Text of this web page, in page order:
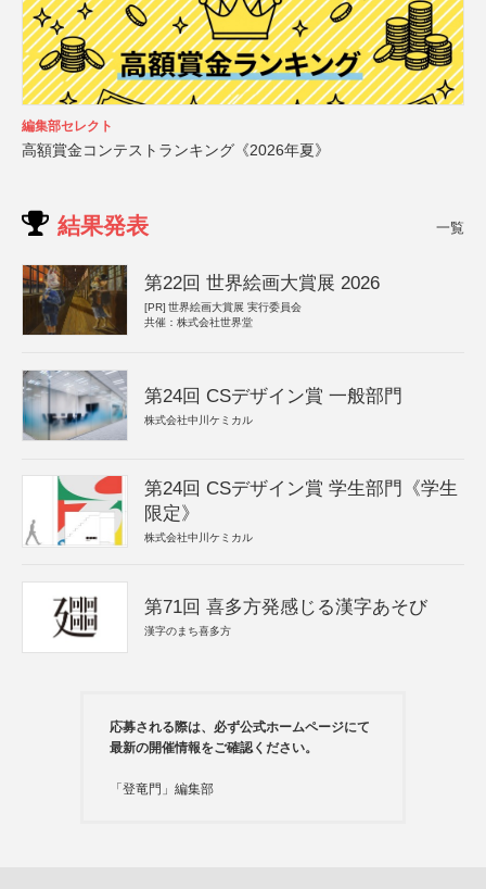
編集部セレクト
高額賞金コンテストランキング《2026年夏》
結果発表 一覧
第22回 世界絵画大賞展 2026
[PR] 世界絵画大賞展 実行委員会
共催：株式会社世界堂
第24回 CSデザイン賞 一般部門
株式会社中川ケミカル
第24回 CSデザイン賞 学生部門《学生
限定》
株式会社中川ケミカル
第71回 喜多方発感じる漢字あそび
漢字のまち喜多方
応募される際は、必ず公式ホームページにて
最新の開催情報をご確認ください。
「登竜門」編集部